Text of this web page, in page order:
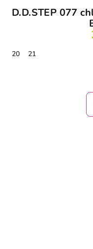
D.D.STEP 077
20
21